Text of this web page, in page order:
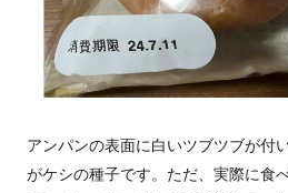
アンパンの表面に白いツブツブが付
がケシの種子です。ただ、実際に食